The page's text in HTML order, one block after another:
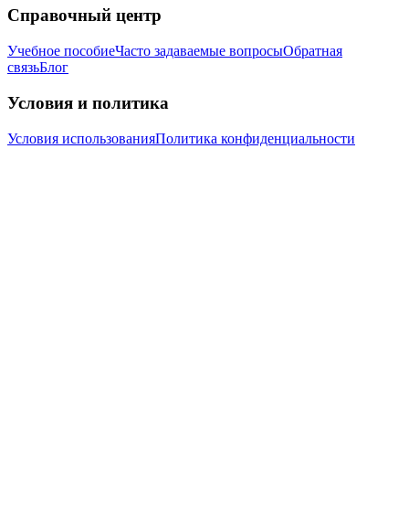
Справочный центр
Учебное пособиеЧасто задаваемые вопросыОбратная
связьБлог
Условия и политика
Условия использованияПолитика конфиденциальности